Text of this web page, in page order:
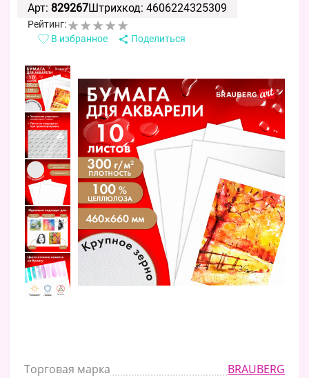
Арт: 829267Штрихкод: 4606224325309
Рейтинг:
В избранное
Поделиться
Торговая марка
BRAUBERG